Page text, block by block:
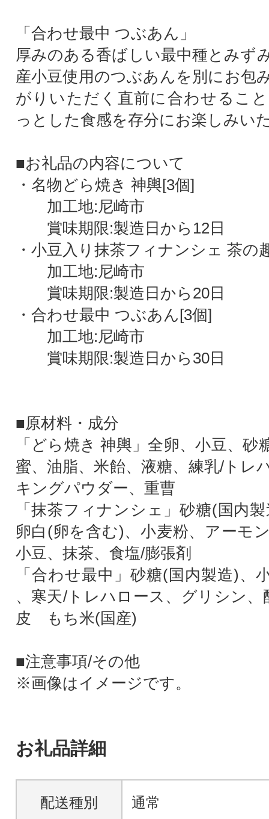
「合わせ最中 つぶあん」
厚みのある香ばしい最中種とみず
産小豆使用のつぶあんを別にお包
がりいただく直前に合わせるこ
っとした食感を存分にお楽しみい
■お礼品の内容について
・名物どら焼き 神輿[3個]
加工地:尼崎市
賞味期限:製造日から12日
・小豆入り抹茶フィナンシェ 茶の
加工地:尼崎市
賞味期限:製造日から20日
・合わせ最中 つぶあん[3個]
加工地:尼崎市
賞味期限:製造日から30日
■原材料・成分
「どら焼き 神輿」全卵、小豆、砂
蜜、油脂、米飴、液糖、練乳/トレ
キングパウダー、重曹
「抹茶フィナンシェ」砂糖(国内
卵白(卵を含む)、小麦粉、アーモ
小豆、抹茶、食塩/膨張剤
「合わせ最中」砂糖(国内製造)、
、寒天/トレハロース、グリシン
皮 もち米(国産)
■注意事項/その他
※画像はイメージです。
お礼品詳細
配送種別 通常